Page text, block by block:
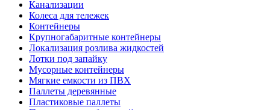
Канализации
Колеса для тележек
Контейнеры
Крупногабаритные контейнеры
Локализация розлива жидкостей
Лотки под запайку
Мусорные контейнеры
Мягкие емкости из ПВХ
Паллеты деревянные
Пластиковые паллеты